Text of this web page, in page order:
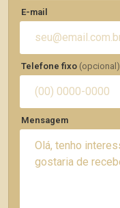
E-mail
Telefone fixo (opcional)
Mensagem